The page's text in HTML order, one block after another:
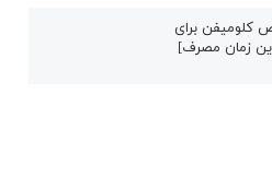
کلومیفن برای
زمان مصرف]